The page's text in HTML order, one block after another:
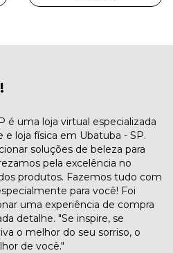
é uma loja virtual especializada
loja física em Ubatuba - SP.
soluções de beleza para
pela excelência no
produtos. Fazemos tudo com
para você! Foi
uma experiência de compra
detalhe. "Se inspire, se
o melhor do seu sorriso, o
de você."